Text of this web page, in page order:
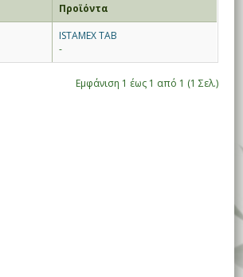
Προϊόντα
ISTAMEX TAB
-
Εμφάνιση 1 έως 1 από 1 (1 Σελ.)